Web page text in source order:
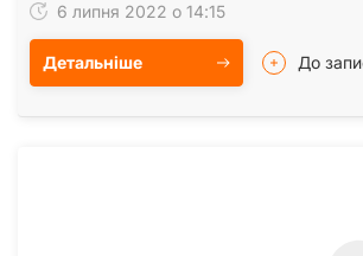
6 липня 2022 о 14:15
Детальніше До